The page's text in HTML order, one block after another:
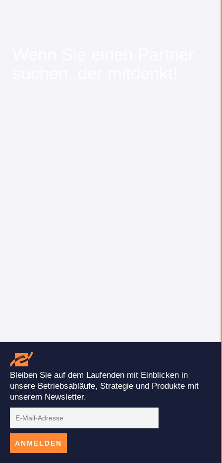
Bleiben Sie auf dem Laufenden mit Einblicken in
unsere Betriebsabläufe, Strategie und Produkte mit
unserem Newsletter.